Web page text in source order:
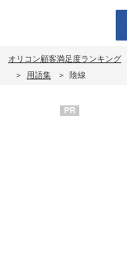
オリコン顧客満足度ランキング
用語集
陰線
PR